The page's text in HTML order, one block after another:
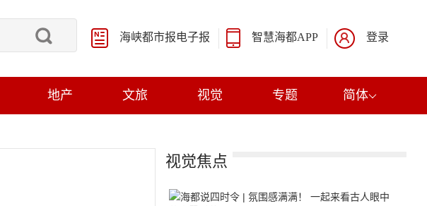
海峡都市报电子报 智慧海都APP 登录
地产 文旅 视觉 专题 简体
视觉焦点